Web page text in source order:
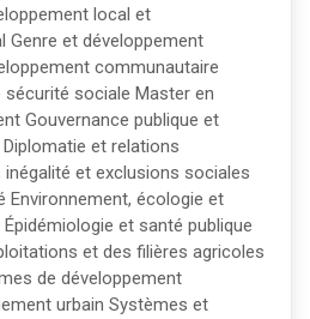
local et
Genre et développement
communautaire
sociale Master en
Gouvernance publique et
et relations
inégalité et exclusions sociales
Environnement, écologie et
et santé publique
et des filières agricoles
de développement
urbain Systèmes et